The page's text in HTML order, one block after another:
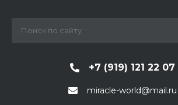
+7 (919) 121 22 07
miracle-world@mail.ru